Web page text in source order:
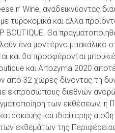
n’ Wine, αναδεικνύοντας
τυροκομικά και άλλα
BOUTIQUE. Θα
ένα μοντέρνο μπακάλικο
και θα προσφέρονται
και Artozyma 2020
από 32 χώρες δίνοντας τη
εκπροσώπους διεθνών
των εκθέσεων, η
και ιδιαίτερης
εκθεμάτων της